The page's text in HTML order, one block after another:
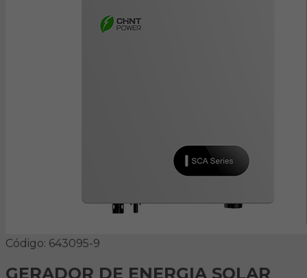
Código: 643095-9
GERADOR DE ENERGIA SOLAR